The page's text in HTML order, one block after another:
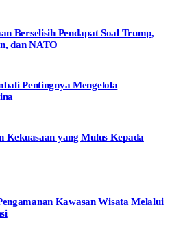
Berselisih Pendapat Soal Trump,
dan NATO
Pentingnya Mengelola
Kekuasaan yang Mulus Kepada
Kawasan Wisata Melalui